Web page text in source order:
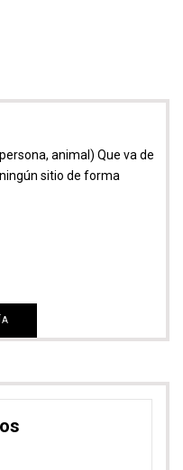
animal) Que va de
sitio de forma